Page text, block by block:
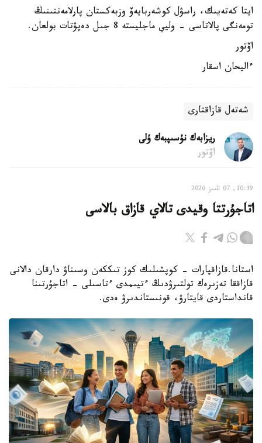
ايتا كەتەيىك، راسۋل كوشەربايەۆ وزبەكستان پارلامەنتىنىڭ
تومەنگى پالاتاسى - وليي ماجليستە 8 جىل دەپۋتات بولعان.
اۆتور
ءاليحان اسقار
شەتەل قازاقتارى
ريزابەك نۇسىپبەك ۇلى
اۆتور
10:39, 07 تامىز 2026
اتاجۇرتتا وقيدى تالاي قازاق بالاسى
استانا.قازاقپارات - كوپشىلىك كوز تىككەن وسىناۋ دارقان دالانى
قازاققا تەزىرەك تولتىرۋدىڭ ءتيىمدى ءتاسىلى - اتاجۇرتىنا
قانداستاردى قايتارۋ، قونىستاندىرۋ ەدى.